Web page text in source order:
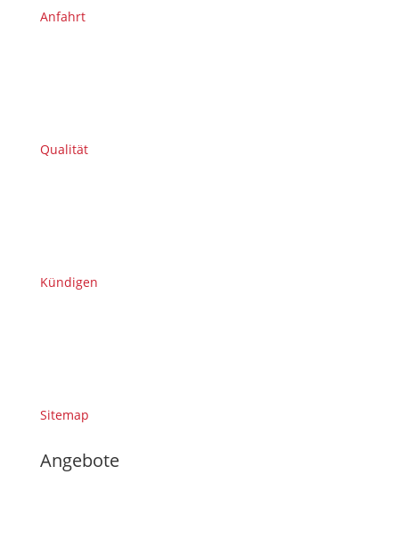
Anfahrt
Qualität
Kündigen
Sitemap
Angebote